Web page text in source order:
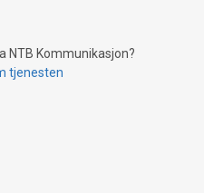
NTB Kommunikasjon?
tjenesten